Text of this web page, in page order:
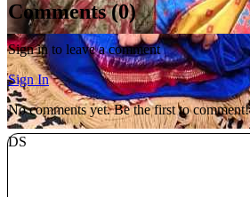
Comments (0)
Sign in to leave a comment
Sign In
No comments yet. Be the first to comment!
DS